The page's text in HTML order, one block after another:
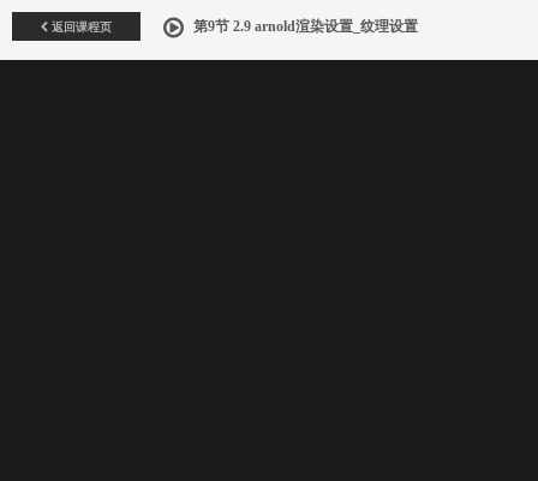
返回课程页 第9节 2.9 arnold渲染设置_纹理设置